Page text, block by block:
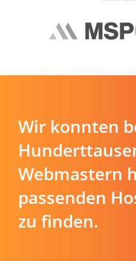
Wir konnten
Webmastern
passenden
zu finden.